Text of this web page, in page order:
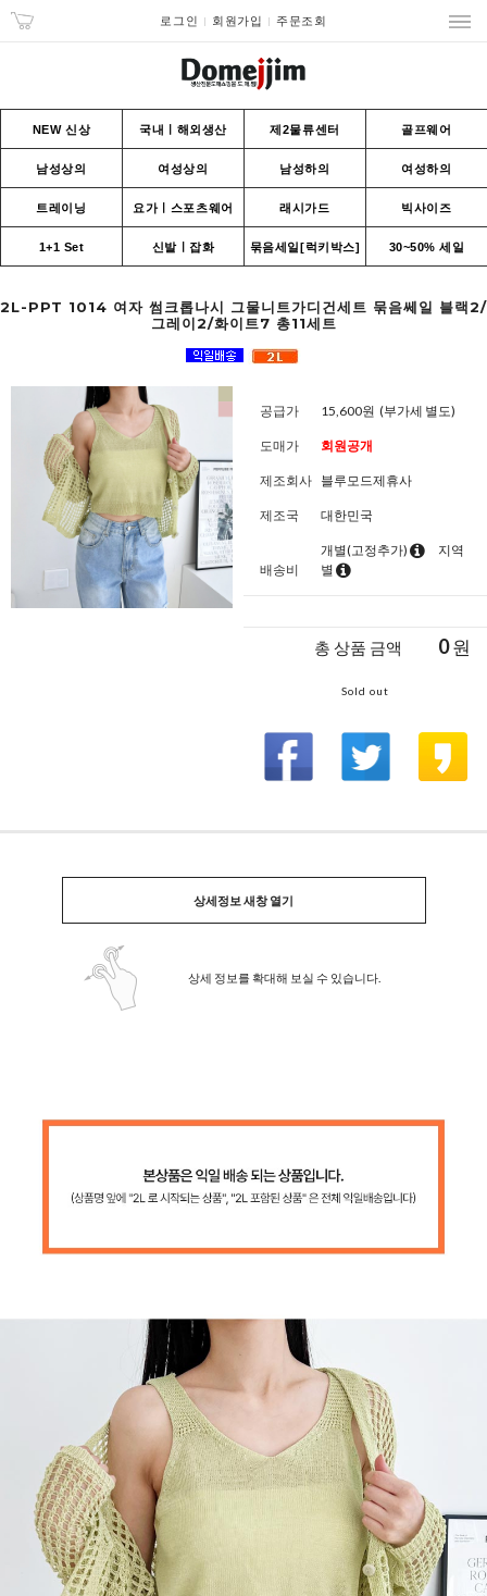
로그인 회원가입 주문조회
NEW 신상 국내ㅣ해외생산 제2물류센터 골프웨어
남성상의 여성상의 남성하의 여성하의
트레이닝 요가ㅣ스포츠웨어 래시가드 빅사이즈
1+1 Set 신발ㅣ잡화 묶음세일[럭키박스] 30~50% 세일
2L-PPT 1014 여자 썸크롭나시 그물니트가디건세트 묶음쎄일 블랙2/
그레이2/화이트7 총11세트
공급가 15,600원 (부가세 별도)
도매가 회원공개
제조회사 블루모드제휴사
제조국 대한민국
배송비
개별(고정추가)
지역
별
총 상품 금액 0원
Sold out
상세정보 새창 열기
상세 정보를 확대해 보실 수 있습니다.